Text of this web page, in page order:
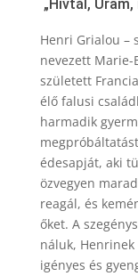
„Hívtál,
Henri Grialou –
nevezett Marie-
született
élő falusi
harmadik
édesapját, aki
özvegyen
reagál, és
őket. A
náluk, Henrinek
igényes és